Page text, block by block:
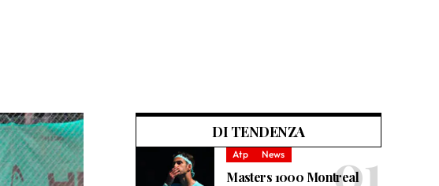
DI TENDENZA
Atp News
Masters 1000 Montreal